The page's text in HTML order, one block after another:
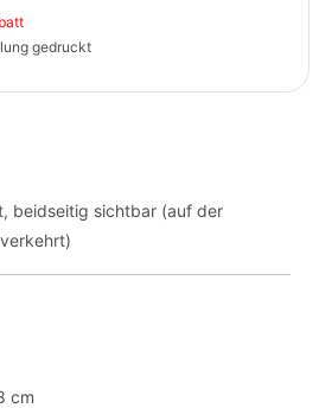
gedruckt
beidseitig sichtbar (auf der
cm